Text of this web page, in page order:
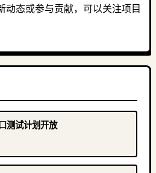
动态或参与贡献，可以关注项目
测试计划开放